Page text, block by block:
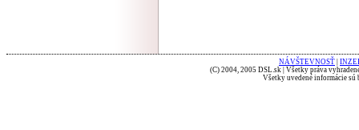
NÁVŠTEVNOSŤ
(C) 2004, 2005 DSL.sk | Všetky práva
Všetky uvedené informácie sú